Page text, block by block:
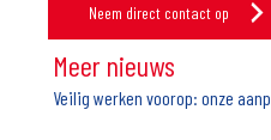
Neem direct contact op
Meer nieuws
Veilig werken voorop: onze